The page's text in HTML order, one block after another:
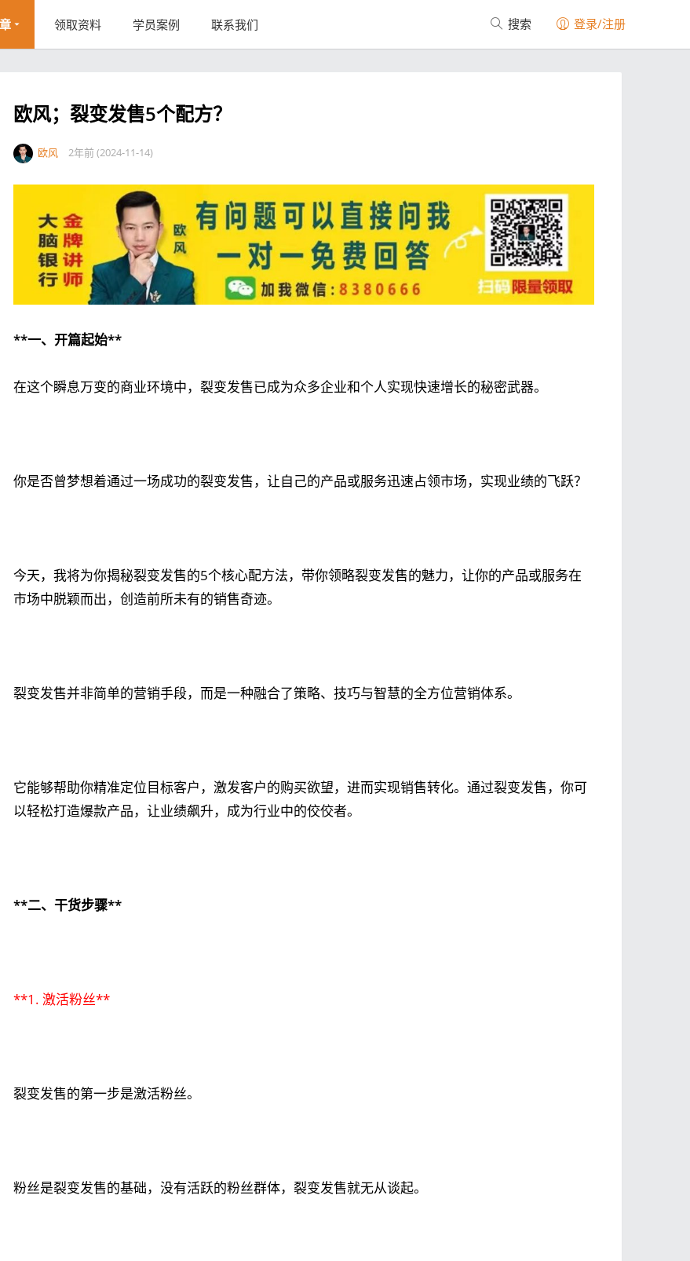
领取资料 学员案例 联系我们 搜索 登录/注册
欧风；裂变发售5个配方？
欧风 2年前 (2024-11-14)
**一、开篇起始**
在这个瞬息万变的商业环境中，裂变发售已成为众多企业和个人实现快速增长的秘密武器。
你是否曾梦想着通过一场成功的裂变发售，让自己的产品或服务迅速占领市场，实现业绩的飞跃？
今天，我将为你揭秘裂变发售的5个核心配方法，带你领略裂变发售的魅力，让你的产品或服务在
市场中脱颖而出，创造前所未有的销售奇迹。
裂变发售并非简单的营销手段，而是一种融合了策略、技巧与智慧的全方位营销体系。
它能够帮助你精准定位目标客户，激发客户的购买欲望，进而实现销售转化。通过裂变发售，你可
以轻松打造爆款产品，让业绩飙升，成为行业中的佼佼者。
**二、干货步骤**
**1. 激活粉丝**
裂变发售的第一步是激活粉丝。
粉丝是裂变发售的基础，没有活跃的粉丝群体，裂变发售就无从谈起。